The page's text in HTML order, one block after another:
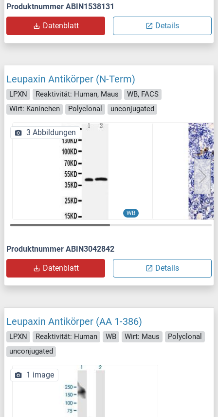
Produktnummer ABIN1538131
Datenblatt Details
Leupaxin Antikörper (N-Term)
LPXN Reaktivität: Human, Maus
WB, FACS
Wirt: Kaninchen
Polyclonal unconjugated
WB
3 Abbildungen
Produktnummer ABIN3042842
Datenblatt Details
Leupaxin Antikörper (AA 1-386)
LPXN Reaktivität: Human WB Wirt: Maus
Polyclonal
unconjugated
1 image